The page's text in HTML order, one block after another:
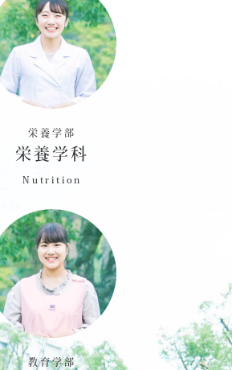
栄養学部
栄養学科
Nutrition
教育学部